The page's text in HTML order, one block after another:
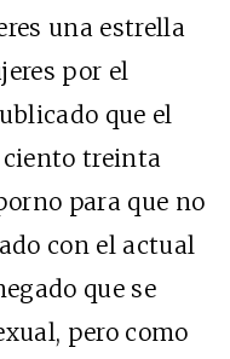
una estrella
por el
que el
treinta
para que no
con el actual
que se
pero como